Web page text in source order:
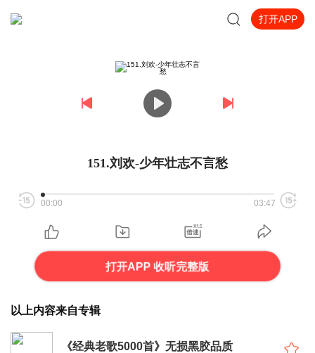
打开APP
151.刘欢-少年壮志不言愁
00:00 03:47
打开APP 收听完整版
以上内容来自专辑
《经典老歌5000首》无损黑胶品质